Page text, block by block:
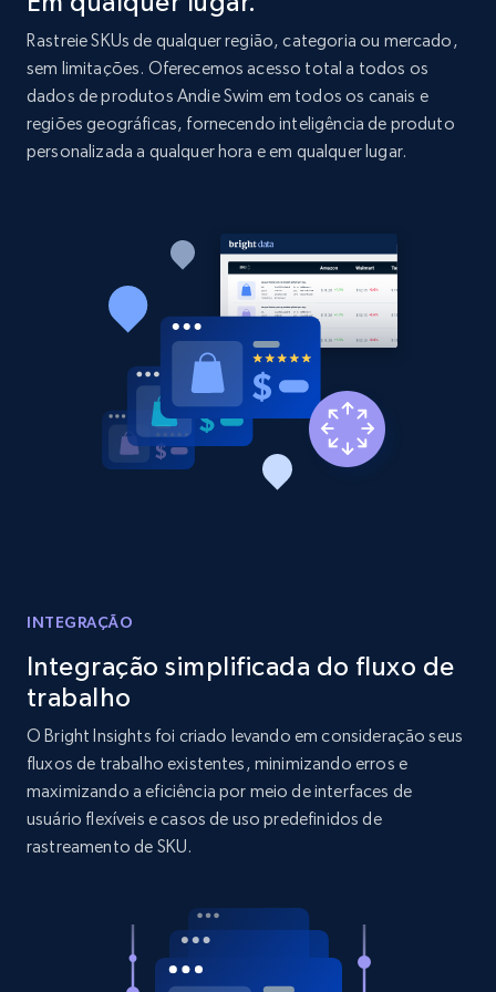
price, and more.
1.9K+ 322+ Comece agora
URL, Product id, Listing inventory id, Title, Rating,
Reviews count shop, Reviews count item, Initial
price, and more.
322+ Comece agora
Etsy - Collects data from shop's URL
URL, Product id, Listing inventory id, Title, Rating,
Amazon products search
Asin, URL, Name, Sponsored, Initial price, Final
price, Currency, Sold, and more.
1.6K+ 181+ Comece agora
URL, Product id, Title, Product description,
Rastreie SKUs de qualquer região, categoria ou mercado,
sem limitações. Oferecemos acesso total a todos os
dados de produtos Andie Swim em todos os canais e
regiões geográficas, fornecendo inteligência de produto
personalizada a qualquer hora e em qualquer lugar.
INTEGRAÇÃO
Integração simplificada do fluxo de
trabalho
O Bright Insights foi criado levando em consideração seus
fluxos de trabalho existentes, minimizando erros e
maximizando a eficiência por meio de interfaces de
usuário flexíveis e casos de uso predefinidos de
rastreamento de SKU.